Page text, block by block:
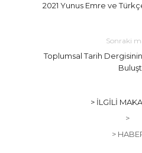
2021 Yunus Emre ve
Sonraki
Toplumsal Tarih
> İLGILI
>
>